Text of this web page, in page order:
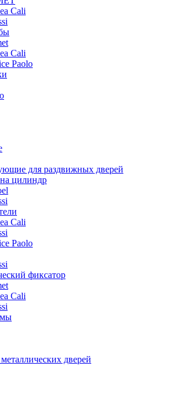
Cali
Cali
Paolo
для раздвижных дверей
цилиндр
Cali
Paolo
фиксатор
Cali
дверей